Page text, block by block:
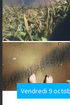
Vendredi 9